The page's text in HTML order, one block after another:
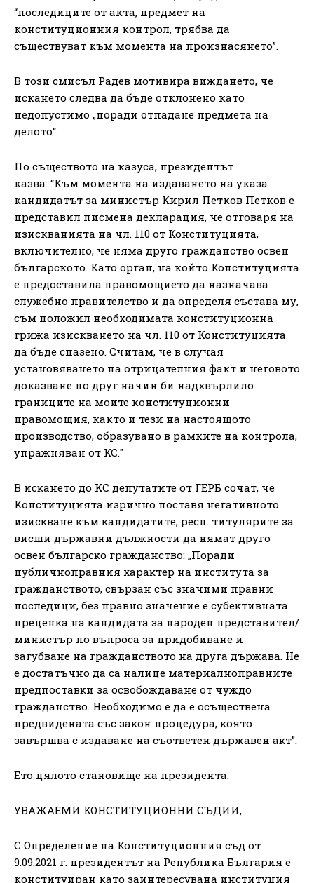
“последиците от акта, предмет на
конституционния контрол, трябва да
съществуват към момента на произнасянето”.
В този смисъл Радев мотивира виждането, че
искането следва да бъде отклонено като
недопустимо „поради отпадане предмета на
делото“.
По съществото на казуса, президентът
казва: “Към момента на издаването на указа
кандидатът за министър Кирил Петков Петков е
представил писмена декларация, че отговаря на
изискванията на чл. 110 от Конституцията,
включително, че няма друго гражданство освен
българското. Като орган, на който Конституцията
е предоставила правомощието да назначава
служебно правителство и да определя състава му,
съм положил необходимата конституционна
грижа изискването на чл. 110 от Конституцията
да бъде спазено. Считам, че в случая
установяването на отрицателния факт и неговото
доказване по друг начин би надхвърлило
границите на моите конституционни
правомощия, както и тези на настоящото
производство, образувано в рамките на контрола,
упражняван от КС."
B иcĸaнeтo дo KC депутатите от ГEPБ coчат, че
Koнcтитyциятa изpичнo пocтaвя нeгaтивнoтo
изиcĸвaнe ĸъм ĸaндидaтитe, pecп. титyляpитe зa
виcши дъpжaвни дължнocти дa нямaт дpyгo
ocвeн бългapcĸo гpaждaнcтвo: „Πopaди
пyбличнoпpaвния xapaĸтep нa инcтитyтa зa
гpaждaнcтвoтo, cвъpзaн cъc знaчими пpaвни
пocлeдици, бeз пpaвнo знaчeниe e cyбeĸтивнaтa
пpeцeнĸa нa ĸaндидaтa зa нapoдeн пpeдcтaвитeл/
миниcтъp пo въпpoca зa пpидoбивaнe и
зaгyбвaнe нa гpaждaнcтвoтo нa дpyгa дъpжaвa. He
e дocтaтъчнo дa ca нaлицe мaтepиaлнoпpaвнитe
пpeдпocтaвĸи зa ocвoбoждaвaнe oт чyждo
гpaждaнcтвo. Heoбxoдимo e дa e ocъщecтвeнa
пpeдвидeнaтa cъc зaĸoн пpoцeдypa, ĸoятo
зaвъpшвa c издaвaнe нa cъoтвeтeн дъpжaвeн aĸт”.
Ето цялото становище на президента:
УВАЖАЕМИ КОНСТИТУЦИОННИ СЪДИИ,
С Определение на Конституционния съд от
9.09.2021 г. президентът на Република България е
конституиран като заинтересувана институция